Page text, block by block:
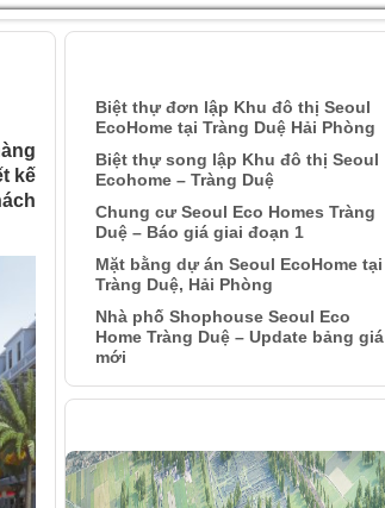
kế
Biệt thự đơn lập Khu đô thị Seoul
EcoHome tại Tràng Duệ Hải Phòng
Biệt thự song lập Khu đô thị Seoul
Ecohome – Tràng Duệ
Chung cư Seoul Eco Homes Tràng
Duệ – Báo giá giai đoạn 1
Mặt bằng dự án Seoul EcoHome tại
Tràng Duệ, Hải Phòng
Nhà phố Shophouse Seoul Eco
Home Tràng Duệ – Update bảng giá
mới